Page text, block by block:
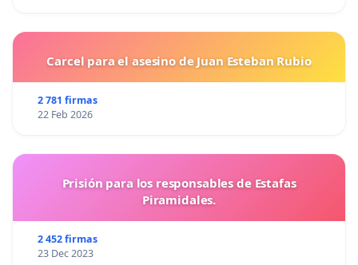
Carcel para el asesino de Juan Esteban Rubio
2 781 firmas
22 Feb 2026
Prisión para los responsables de Estafas
Piramidales.
2 452 firmas
23 Dec 2023